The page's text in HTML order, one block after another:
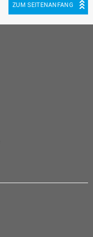
ZUM SEITENANFANG